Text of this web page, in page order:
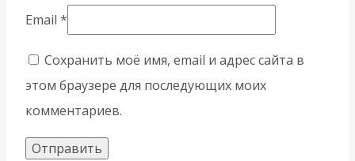
Email *
Сохранить моё имя, email и адрес сайта в
этом браузере для последующих моих
комментариев.